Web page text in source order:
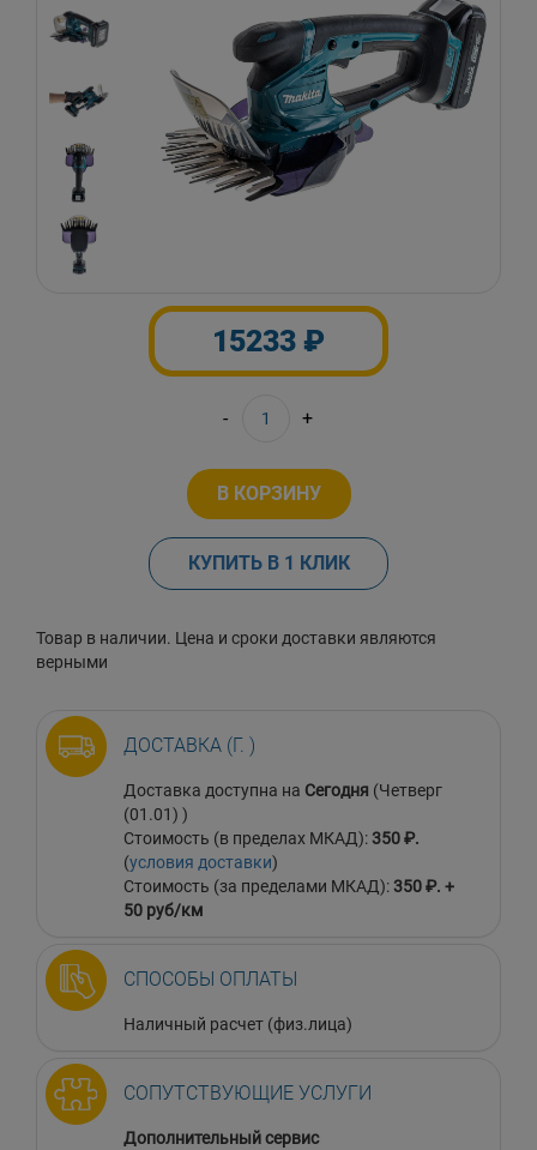
15233 ₽
- +
В КОРЗИНУ
КУПИТЬ В 1 КЛИК
Товар в наличии. Цена и сроки доставки являются
верными
ДОСТАВКА (Г. )
Доставка доступна на Сегодня (Четверг
(01.01) )
Стоимость (в пределах МКАД): 350 ₽.
(условия доставки)
Стоимость (за пределами МКАД): 350 ₽. +
50 руб/км
СПОСОБЫ ОПЛАТЫ
Наличный расчет (физ.лица)
СОПУТСТВУЮЩИЕ УСЛУГИ
Дополнительный сервис